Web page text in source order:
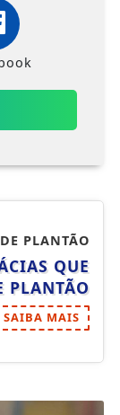
PLANTÃO
QUE
PLANTÃO
SAIBA MAIS